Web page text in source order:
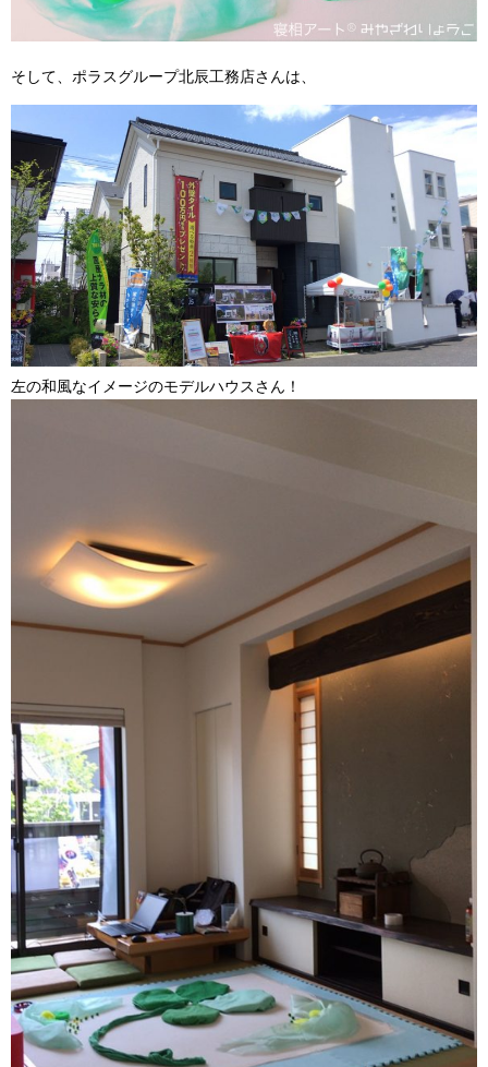
そして、ポラスグループ北辰工務店さんは、
左の和風なイメージのモデルハウスさん！